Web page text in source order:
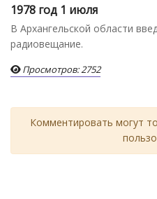
1978 год 1 июля
В Архангельской области
радиовещание.
Просмотров: 2752
Комментировать могут